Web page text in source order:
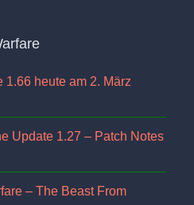
1.66 heute am 2. März
Update 1.27 – Patch Notes
– The Beast From